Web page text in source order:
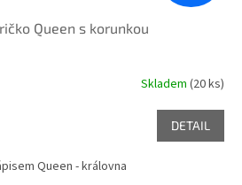
Queen s korunkou
Skladem (20 ks)
DETAIL
Queen - královna